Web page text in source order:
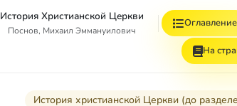
История Христианской Церкви
Поснов, Михаил Эммануилович
Оглавление
На
История христианской Церкви (до